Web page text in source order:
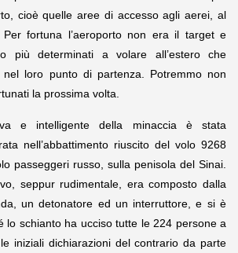
cioè quelle aree di accesso agli aerei, al
fortuna l’aeroporto non era il target e
più determinati a volare all’estero che
loro punto di partenza. Potremmo non
la prossima volta.
e intelligente della minaccia è stata
nell’abbattimento riuscito del volo 9268
passeggeri russo, sulla penisola del Sinai.
seppur rudimentale, era composto dalla
un detonatore ed un interruttore, e si è
lo schianto ha ucciso tutte le 224 persone a
iniziali dichiarazioni del contrario da parte